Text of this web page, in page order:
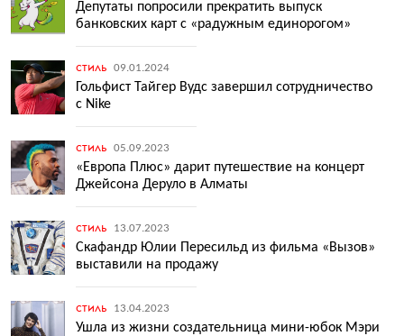
Депутаты попросили прекратить выпуск
банковских карт с «радужным единорогом»
стиль 09.01.2024
Гольфист Тайгер Вудс завершил сотрудничество
с Nike
стиль 05.09.2023
«Европа Плюс» дарит путешествие на концерт
Джейсона Деруло в Алматы
стиль 13.07.2023
Скафандр Юлии Пересильд из фильма «Вызов»
выставили на продажу
стиль 13.04.2023
Ушла из жизни создательница мини-юбок Мэри